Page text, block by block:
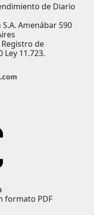
de Diario
Amenábar 590
de
11.723.
formato PDF